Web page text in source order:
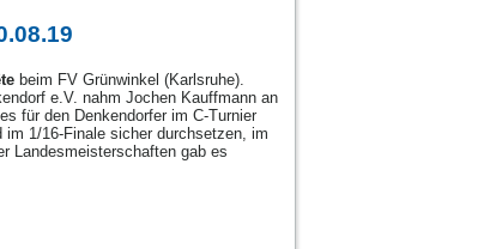
beim FV Grünwinkel (Karlsruhe).
e.V. nahm Jochen Kauffmann an
für den Denkendorfer im C-Turnier
1/16-Finale sicher durchsetzen, im
Landesmeisterschaften gab es